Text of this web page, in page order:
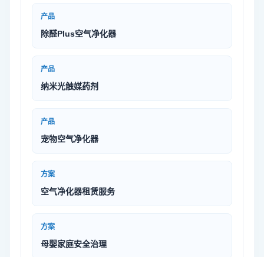
产品
除醛Plus空气净化器
产品
纳米光触媒药剂
产品
宠物空气净化器
方案
空气净化器租赁服务
方案
母婴家庭安全治理